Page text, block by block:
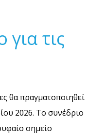
τις
θα πραγματοποιηθεί
2026. Το συνέδριο
σημείο